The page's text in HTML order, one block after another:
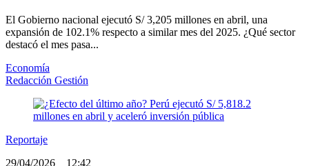
El Gobierno nacional ejecutó S/ 3,205 millones en abril, una
expansión de 102.1% respecto a similar mes del 2025. ¿Qué sector
destacó el mes pasa...
Economía
Redacción Gestión
Reportaje
29/04/2026
12:42